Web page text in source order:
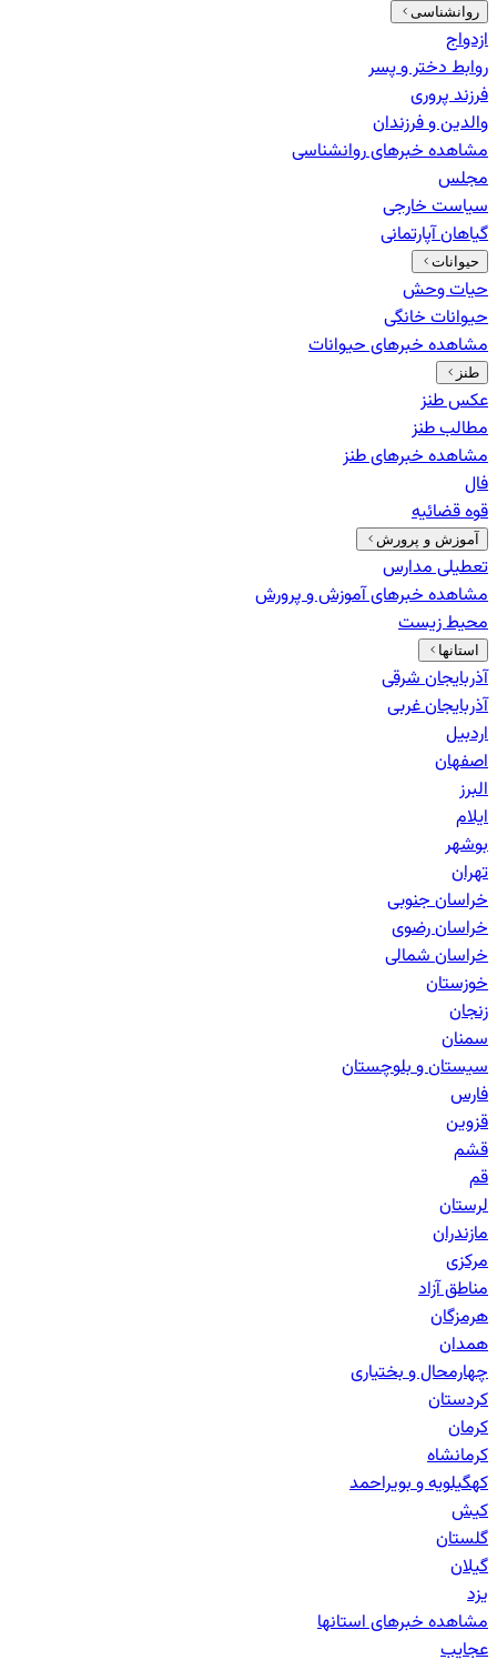
روانشناسی
ازدواج
روابط دختر و پسر
فرزند پروری
والدین و فرزندان
مشاهده خبرهایروانشناسی
مجلس
سیاست خارجی
گیاهان آپارتمانی
حیوانات
حیات وحش
حیوانات خانگی
مشاهده خبرهایحیوانات
طنز
عکس طنز
مطالب طنز
مشاهده خبرهایطنز
فال
قوه قضائیه
آموزش و پرورش
تعطیلی مدارس
مشاهده خبرهایآموزش و پرورش
محیط زیست
استانها
آذربایجان شرقی
آذربایجان غربی
اردبیل
اصفهان
البرز
ایلام
بوشهر
تهران
خراسان جنوبی
خراسان رضوی
خراسان شمالی
خوزستان
زنجان
سمنان
سیستان و بلوچستان
فارس
قزوین
قشم
قم
لرستان
مازندران
مرکزی
مناطق آزاد
هرمزگان
همدان
چهارمحال و بختیاری
کردستان
کرمان
کرمانشاه
کهگیلویه و بویراحمد
کیش
گلستان
گیلان
یزد
مشاهده خبرهایاستانها
عجایب